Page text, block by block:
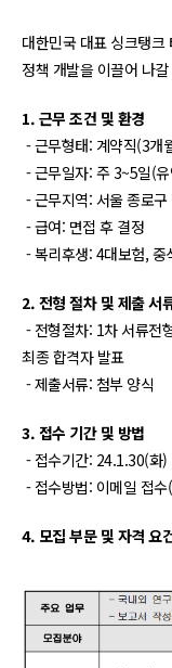
대한민국 대표 싱크탱크
정책 개발을 이끌어 나
1. 근무 조건 및 환경
- 근무형태: 계약직(3개
- 근무일자: 주 3~5일(
- 근무지역: 서울 종로
- 급여: 면접 후 결정
- 복리후생: 4대보험,
2. 전형 절차 및 제출 서
- 전형절차: 1차 서류
최종 합격자 발표
- 제출서류: 첨부 양식
3. 접수 기간 및 방법
- 접수기간: 24.1.30(화
- 접수방법: 이메일 접
4. 모집 부문 및 자격 요